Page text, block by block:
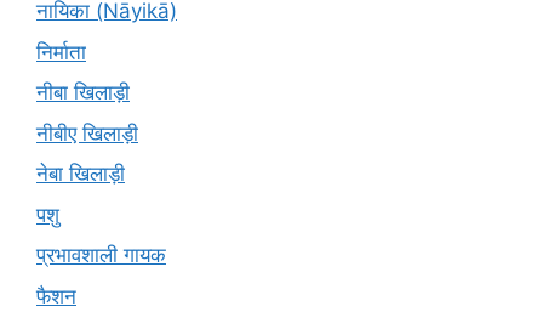
नायिका (Nāyikā)
निर्माता
नीबा खिलाड़ी
नीबीए खिलाड़ी
नेबा खिलाड़ी
पशु
प्रभावशाली गायक
फैशन